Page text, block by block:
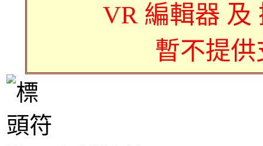
VR 編輯器 及
暫不提